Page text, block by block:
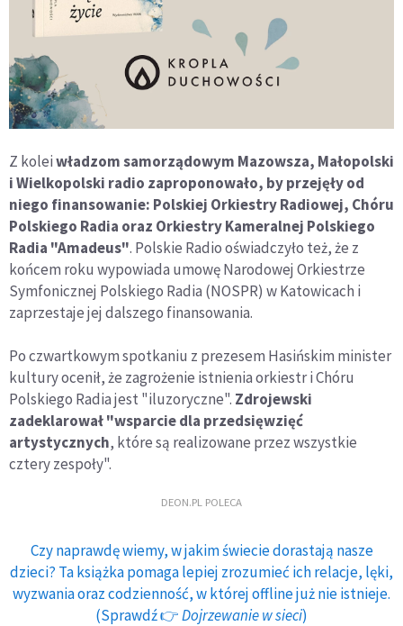
Z koleiwładzom samorządowym Mazowsza, Małopolski
i Wielkopolski radio zaproponowało, by przejęły od
niego finansowanie: Polskiej Orkiestry Radiowej, Chóru
Polskiego Radia oraz Orkiestry Kameralnej Polskiego
Radia "Amadeus". Polskie Radio oświadczyło też, że z
końcem roku wypowiada umowę Narodowej Orkiestrze
Symfonicznej Polskiego Radia (NOSPR) w Katowicach i
zaprzestaje jej dalszego finansowania.
Po czwartkowym spotkaniu z prezesem Hasińskim minister
kultury ocenił, że zagrożenie istnienia orkiestr i Chóru
Polskiego Radia jest "iluzoryczne". Zdrojewski
zadeklarował "wsparcie dla przedsięwzięć
artystycznych, które są realizowane przez wszystkie
cztery zespoły".
DEON.PL POLECA
Czy naprawdę wiemy, w jakim świecie dorastają nasze
dzieci? Ta książka pomaga lepiej zrozumieć ich relacje, lęki,
wyzwania oraz codzienność, w której offline już nie istnieje.
(Sprawdź 👉Dojrzewanie w sieci)